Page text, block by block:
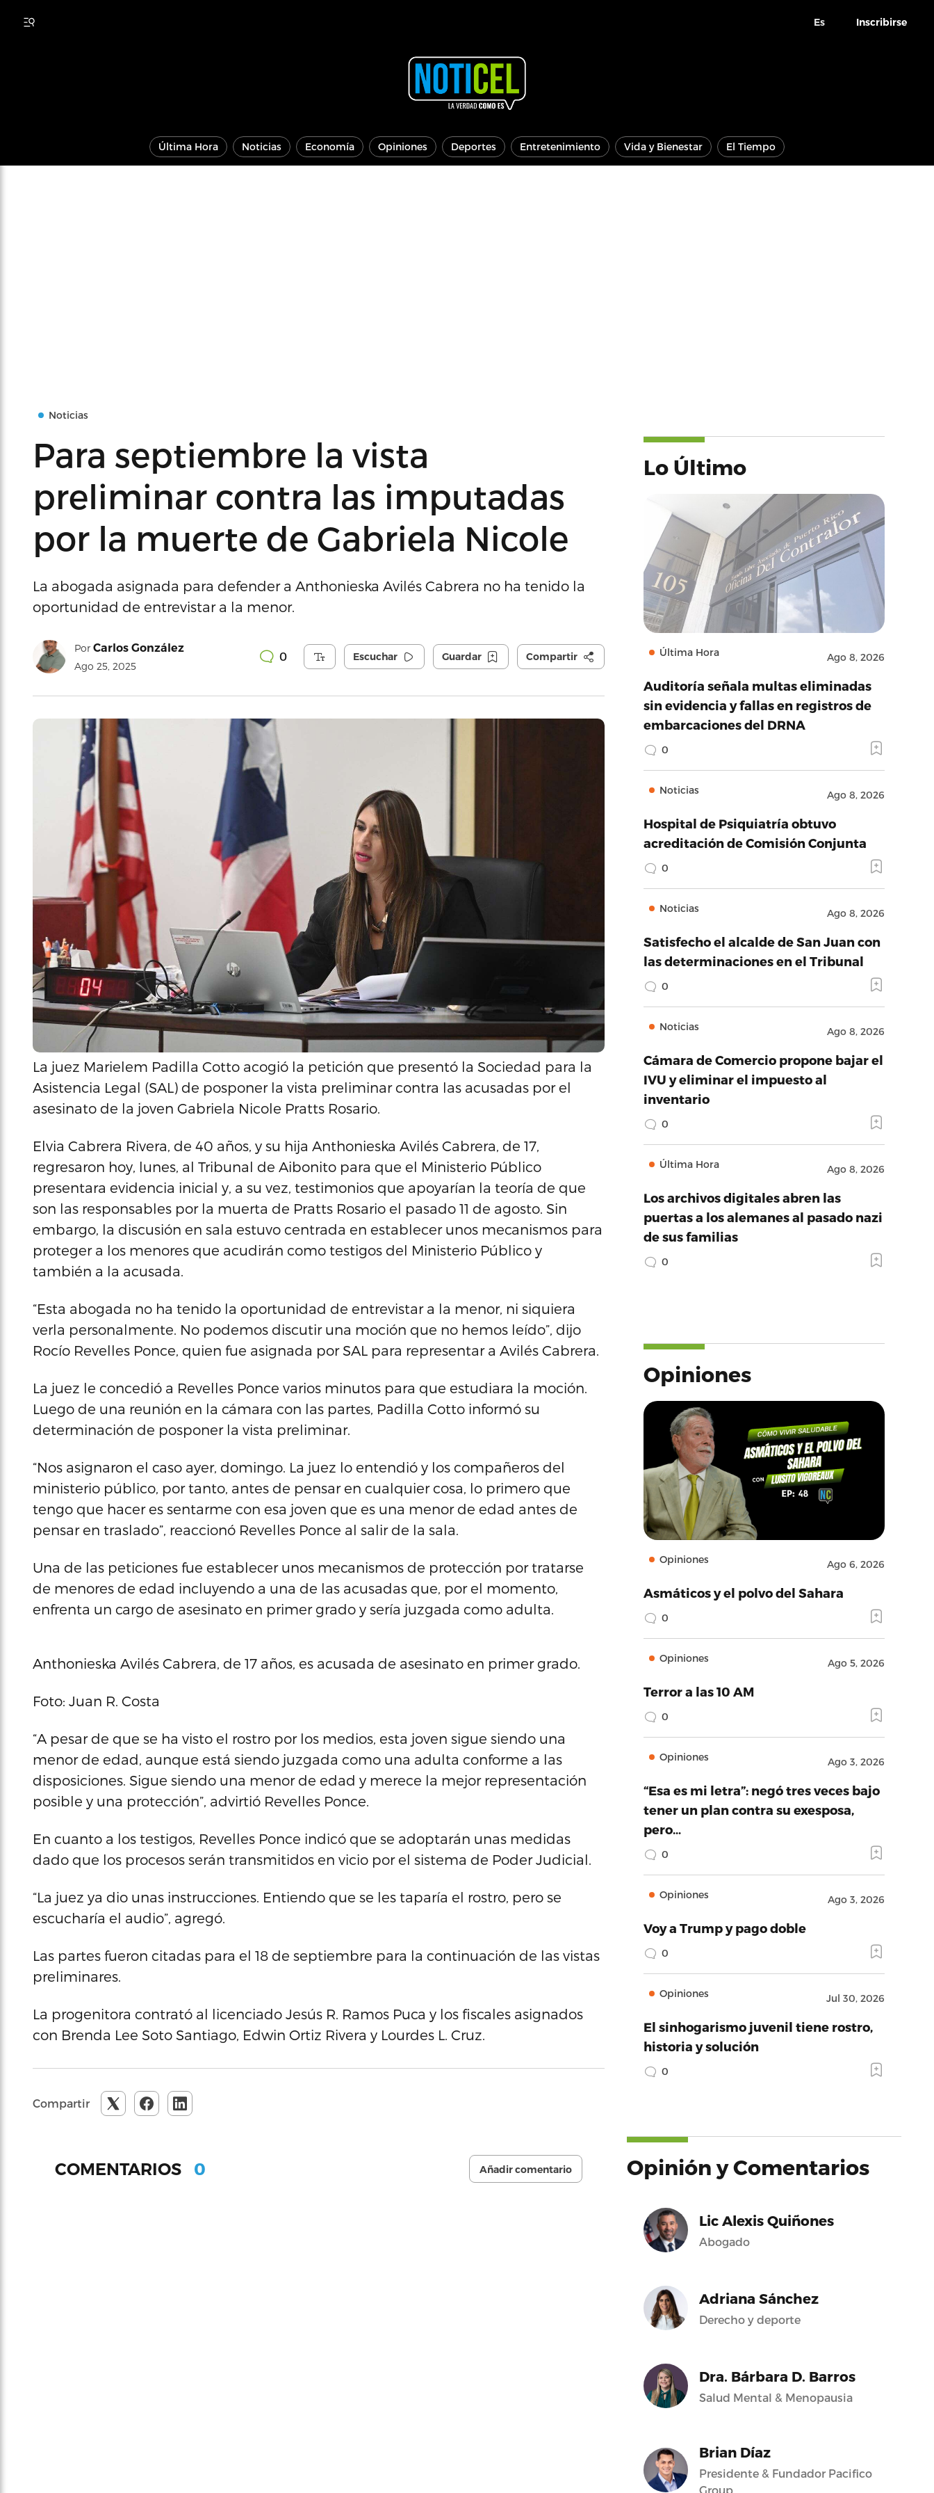
Es Inscribirse
Última Hora Noticias Economía Opiniones Deportes Entretenimiento Vida y Bienestar El Tiempo
Noticias
Para septiembre la vista
preliminar contra las imputadas
por la muerte de Gabriela Nicole
La abogada asignada para defender a Anthonieska Avilés Cabrera no ha tenido la
oportunidad de entrevistar a la menor.
Por Carlos González
Ago 25, 2025
0 Escuchar Guardar Compartir
La juez Marielem Padilla Cotto acogió la petición que presentó la Sociedad para la
Asistencia Legal (SAL) de posponer la vista preliminar contra las acusadas por el
asesinato de la joven Gabriela Nicole Pratts Rosario.
Elvia Cabrera Rivera, de 40 años, y su hija Anthonieska Avilés Cabrera, de 17,
regresaron hoy, lunes, al Tribunal de Aibonito para que el Ministerio Público
presentara evidencia inicial y, a su vez, testimonios que apoyarían la teoría de que
son las responsables por la muerta de Pratts Rosario el pasado 11 de agosto. Sin
embargo, la discusión en sala estuvo centrada en establecer unos mecanismos para
proteger a los menores que acudirán como testigos del Ministerio Público y
también a la acusada.
“Esta abogada no ha tenido la oportunidad de entrevistar a la menor, ni siquiera
verla personalmente. No podemos discutir una moción que no hemos leído”, dijo
Rocío Revelles Ponce, quien fue asignada por SAL para representar a Avilés Cabrera.
La juez le concedió a Revelles Ponce varios minutos para que estudiara la moción.
Luego de una reunión en la cámara con las partes, Padilla Cotto informó su
determinación de posponer la vista preliminar.
“Nos asignaron el caso ayer, domingo. La juez lo entendió y los compañeros del
ministerio público, por tanto, antes de pensar en cualquier cosa, lo primero que
tengo que hacer es sentarme con esa joven que es una menor de edad antes de
pensar en traslado”, reaccionó Revelles Ponce al salir de la sala.
Una de las peticiones fue establecer unos mecanismos de protección por tratarse
de menores de edad incluyendo a una de las acusadas que, por el momento,
enfrenta un cargo de asesinato en primer grado y sería juzgada como adulta.
Anthonieska Avilés Cabrera, de 17 años, es acusada de asesinato en primer grado.
Foto: Juan R. Costa
“A pesar de que se ha visto el rostro por los medios, esta joven sigue siendo una
menor de edad, aunque está siendo juzgada como una adulta conforme a las
disposiciones. Sigue siendo una menor de edad y merece la mejor representación
posible y una protección”, advirtió Revelles Ponce.
En cuanto a los testigos, Revelles Ponce indicó que se adoptarán unas medidas
dado que los procesos serán transmitidos en vicio por el sistema de Poder Judicial.
“La juez ya dio unas instrucciones. Entiendo que se les taparía el rostro, pero se
escucharía el audio”, agregó.
Las partes fueron citadas para el 18 de septiembre para la continuación de las vistas
preliminares.
La progenitora contrató al licenciado Jesús R. Ramos Puca y los fiscales asignados
con Brenda Lee Soto Santiago, Edwin Ortiz Rivera y Lourdes L. Cruz.
Compartir
COMENTARIOS 0 Añadir comentario
Lo Último
Última Hora Ago 8, 2026
Auditoría señala multas eliminadas
sin evidencia y fallas en registros de
embarcaciones del DRNA
0
Noticias Ago 8, 2026
Hospital de Psiquiatría obtuvo
acreditación de Comisión Conjunta
0
Noticias Ago 8, 2026
Satisfecho el alcalde de San Juan con
las determinaciones en el Tribunal
0
Noticias Ago 8, 2026
Cámara de Comercio propone bajar el
IVU y eliminar el impuesto al
inventario
0
Última Hora Ago 8, 2026
Los archivos digitales abren las
puertas a los alemanes al pasado nazi
de sus familias
0
Opiniones
Opiniones Ago 6, 2026
Asmáticos y el polvo del Sahara
0
Opiniones Ago 5, 2026
Terror a las 10 AM
0
Opiniones Ago 3, 2026
“Esa es mi letra”: negó tres veces bajo
tener un plan contra su exesposa,
pero…
0
Opiniones Ago 3, 2026
Voy a Trump y pago doble
0
Opiniones Jul 30, 2026
El sinhogarismo juvenil tiene rostro,
historia y solución
0
Opinión y Comentarios
Lic Alexis Quiñones
Abogado
Adriana Sánchez
Derecho y deporte
Dra. Bárbara D. Barros
Salud Mental & Menopausia
Brian Díaz
Presidente & Fundador Pacifico
Group